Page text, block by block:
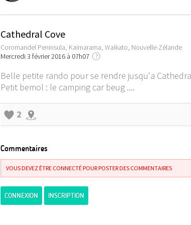
Cathedral Cove
Coromandel Peninsula, Kaimarama, Waikato, Nouvelle-Zélande
Mercredi 3 février 2016 à 07h07
?
Belle petite rando pour se rendre jusqu'a
Petit bemol : le camping car beug ....
2
Commentaires
VOUS DEVEZ ÊTRE CONNECTÉ POUR POSTER DES COMMENTAIRES
CONNEXION INSCRIPTION